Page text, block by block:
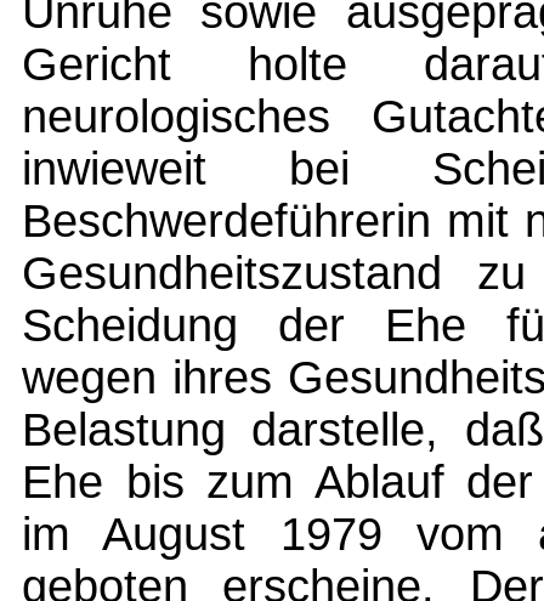
Unruhe sowie
Gericht holte
neurologisches
inwieweit bei
Beschwerdeführerin mit
Gesundheitszustand
Scheidung der Ehe
wegen ihres
Belastung darstelle,
Ehe bis zum Ablauf
im August 1979 vom
geboten erscheine.